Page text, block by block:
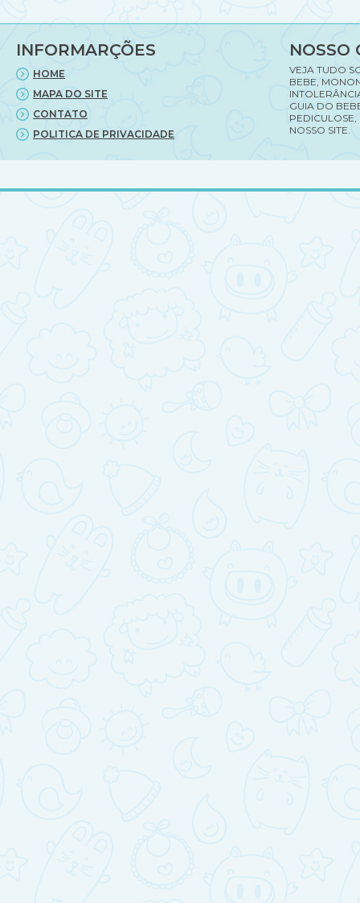
INFORMARÇÕES
HOME
MAPA DO SITE
CONTATO
POLITICA DE PRIVACIDADE
NOSSO
VEJA TUDO
BEBE,
GUIA DO
PEDICULOSE,
NOSSO SITE.